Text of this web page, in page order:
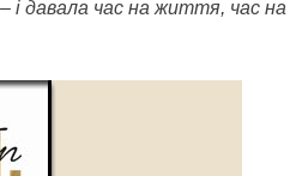
і давала час на життя, час на